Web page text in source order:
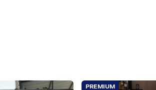
PREMIUM